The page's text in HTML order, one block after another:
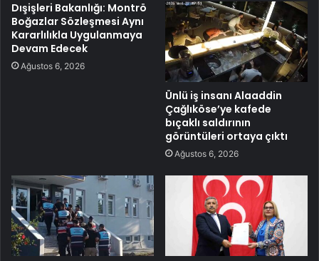
Dışişleri Bakanlığı: Montrö
Boğazlar Sözleşmesi Aynı
Kararlılıkla Uygulanmaya
Devam Edecek
Ağustos 6, 2026
Ünlü iş insanı Alaaddin
Çağlıköse’ye kafede
bıçaklı saldırının
görüntüleri ortaya çıktı
Ağustos 6, 2026